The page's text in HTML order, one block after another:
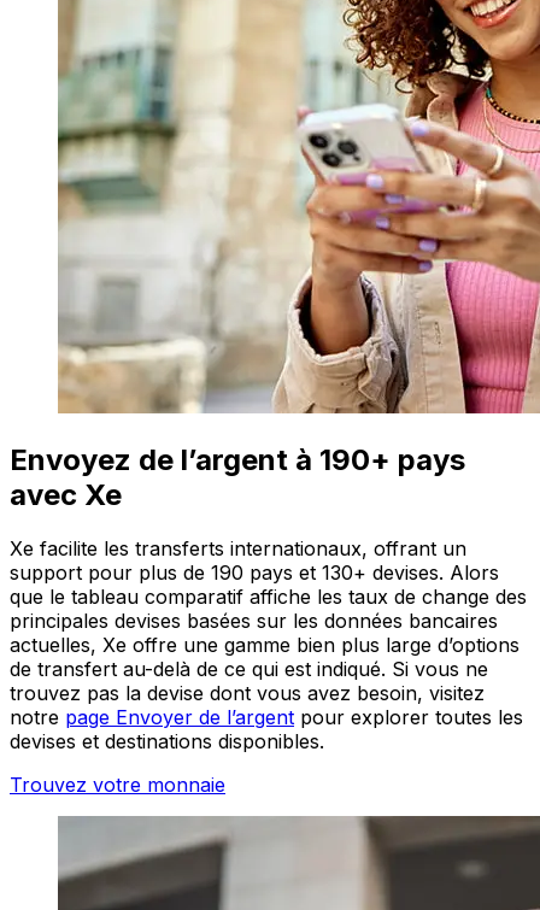
Envoyez de l’argent à 190+ pays
avec Xe
Xe facilite les transferts internationaux, offrant un
support pour plus de 190 pays et 130+ devises. Alors
que le tableau comparatif affiche les taux de change des
principales devises basées sur les données bancaires
actuelles, Xe offre une gamme bien plus large d’options
de transfert au-delà de ce qui est indiqué. Si vous ne
trouvez pas la devise dont vous avez besoin, visitez
notre page Envoyer de l’argent pour explorer toutes les
devises et destinations disponibles.
Trouvez votre monnaie